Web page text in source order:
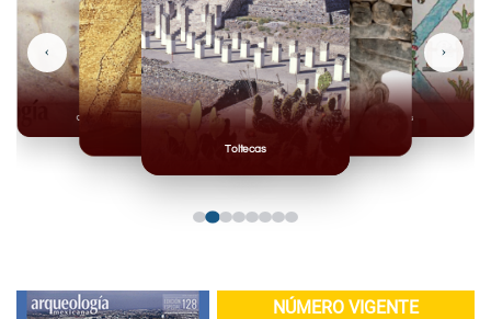
Toltecas
Mexicas
Olmecas
‹ ›
NÚMERO VIGENTE